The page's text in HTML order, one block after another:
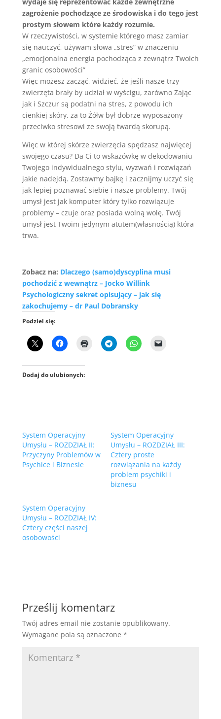
zagrożenie pochodzące ze środowiska i do tego jest
prostym słowem które każdy rozumie.
W rzeczywistości, w systemie którego masz zamiar
się nauczyć, używam słowa „stres” w znaczeniu
„emocjonalna energia pochodząca z zewnątrz Twoich
granic osobowości”
Więc możesz zacząć, widzieć, że jeśli nasze trzy
zwierzęta brały by udział w wyścigu, zarówno Zając
jak i Szczur są podatni na stres, z powodu ich
cienkiej skóry, za to Żółw był dobrze wyposażony
przeciwko stresowi ze swoją twardą skorupą.
Więc w której skórze zwierzęcia spędzasz najwięcej
swojego czasu? Da Ci to wskazówkę w dekodowaniu
Twojego indywidualnego stylu, wyzwań i rozwiązań
jakie nadejdą. Zostawmy bajkę i zacznijmy uczyć się
jak lepiej poznawać siebie i nasze problemy. Twój
umysł jest jak komputer który tylko rozwiązuje
problemy – czuje oraz posiada wolną wolę. Twój
umysł jest Twoim jedynym atutem(własnością) która
trwa.
Zobacz na: Dlaczego (samo)dyscyplina musi
pochodzić z wewnątrz – Jocko Willink
Psychologiczny sekret opisujący – jak się
zakochujemy – dr Paul Dobransky
Podziel się:
Dodaj do ulubionych:
System Operacyjny
Umysłu – ROZDZIAŁ II:
Przyczyny Problemów w
Psychice i Biznesie
System Operacyjny
Umysłu – ROZDZIAŁ III:
Cztery proste
rozwiązania na każdy
problem psychiki i
biznesu
System Operacyjny
Umysłu – ROZDZIAŁ IV:
Cztery części naszej
osobowości
Prześlij komentarz
Twój adres email nie zostanie opublikowany.
Wymagane pola są oznaczone *